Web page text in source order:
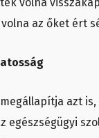
volna
az őket ért
azt
egészségügyi